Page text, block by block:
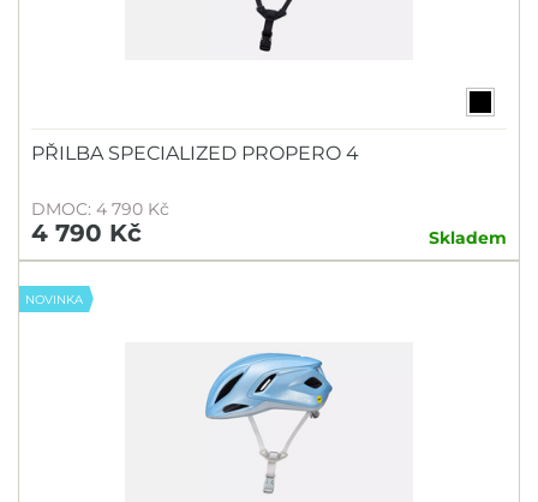
PŘILBA SPECIALIZED PROPERO 4
DMOC: 4 790 Kč
4 790 Kč Skladem
NOVINKA